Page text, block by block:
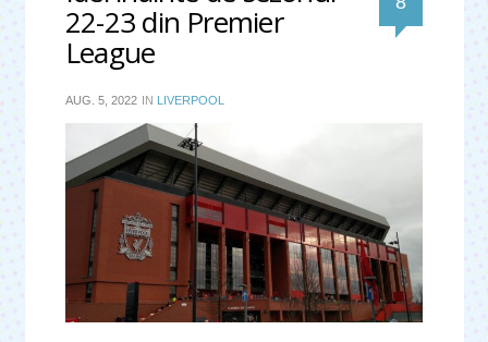
22-23 din Premier
League
AUG. 5, 2022 IN LIVERPOOL